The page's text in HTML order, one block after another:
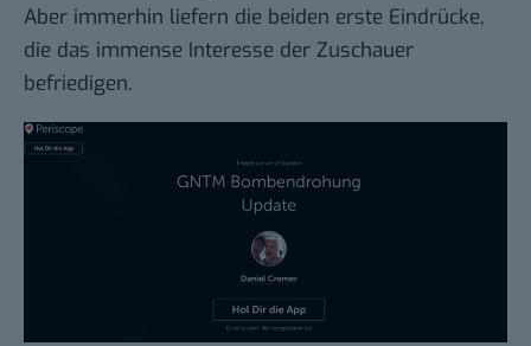
Aber immerhin liefern die beiden erste Eindrücke,
die das immense Interesse der Zuschauer
befriedigen.